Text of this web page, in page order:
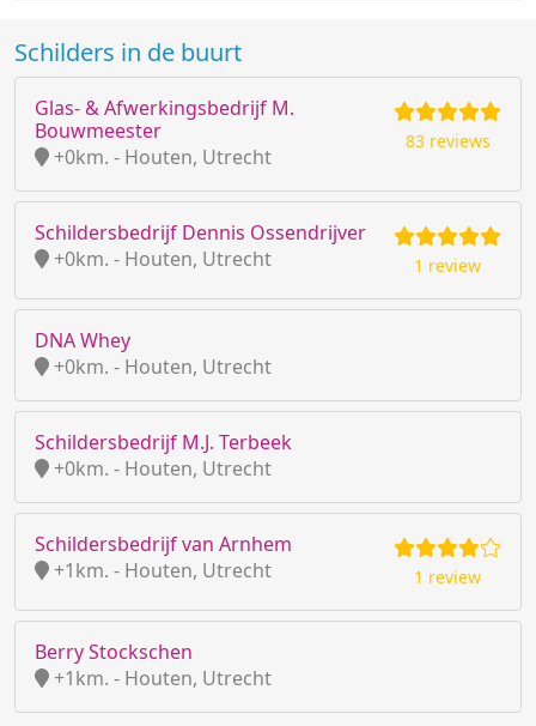
Schilders in de buurt
Glas- & Afwerkingsbedrijf M.
Bouwmeester
+0km. - Houten, Utrecht
83 reviews
Schildersbedrijf Dennis Ossendrijver
+0km. - Houten, Utrecht
1 review
DNA Whey
+0km. - Houten, Utrecht
Schildersbedrijf M.J. Terbeek
+0km. - Houten, Utrecht
Schildersbedrijf van Arnhem
+1km. - Houten, Utrecht
1 review
Berry Stockschen
+1km. - Houten, Utrecht